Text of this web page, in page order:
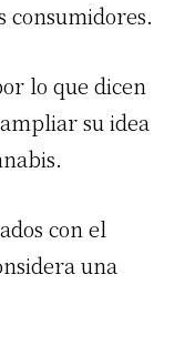
consumidores.
lo que dicen
su idea
con el
una